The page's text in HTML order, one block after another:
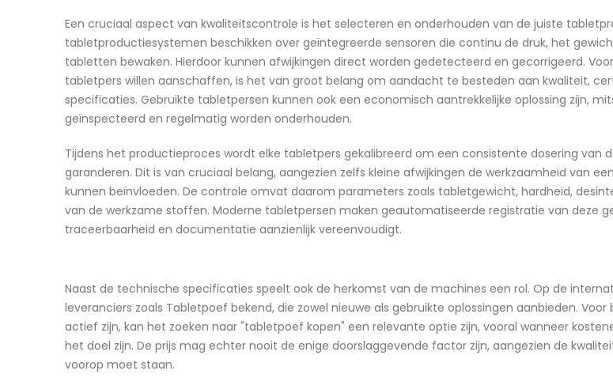
Een cruciaal aspect van kwaliteitscontrole is het selecteren en onderhouden van de juiste
tabletproductiesystemen beschikken over geïntegreerde sensoren die continu de druk, het
tabletten bewaken. Hierdoor kunnen afwijkingen direct worden gedetecteerd en gecorrigeerd.
tabletpers willen aanschaffen, is het van groot belang om aandacht te besteden aan kwaliteit,
specificaties. Gebruikte tabletpersen kunnen ook een economisch aantrekkelijke oplossing zijn,
geïnspecteerd en regelmatig worden onderhouden.
Tijdens het productieproces wordt elke tabletpers gekalibreerd om een ​​consistente dosering van
garanderen. Dit is van cruciaal belang, aangezien zelfs kleine afwijkingen de werkzaamheid van
kunnen beïnvloeden. De controle omvat daarom parameters zoals tabletgewicht, hardheid,
van de werkzame stoffen. Moderne tabletpersen maken geautomatiseerde registratie van deze
traceerbaarheid en documentatie aanzienlijk vereenvoudigt.
Naast de technische specificaties speelt ook de herkomst van de machines een rol. Op de
leveranciers zoals Tabletpoef bekend, die zowel nieuwe als gebruikte oplossingen aanbieden. Voor
actief zijn, kan het zoeken naar "tabletpoef kopen" een relevante optie zijn, vooral wanneer
het doel zijn. De prijs mag echter nooit de enige doorslaggevende factor zijn, aangezien de
voorop moet staan.